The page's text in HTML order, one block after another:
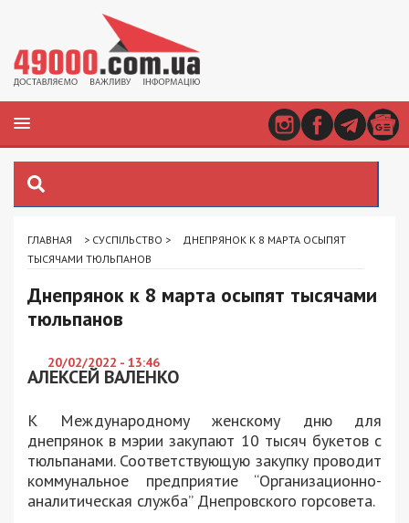
ГЛАВНАЯ > СУСПІЛЬСТВО >
ДНЕПРЯНОК К 8 МАРТА ОСЫПЯТ
ТЫСЯЧАМИ ТЮЛЬПАНОВ
Днепрянок к 8 марта осыпят тысячами
тюльпанов
20/02/2022 - 13:46
АЛЕКСЕЙ ВАЛЕНКО
К Международному женскому дню для
днепрянок в мэрии закупают 10 тысяч букетов с
тюльпанами. Соответствующую закупку проводит
коммунальное предприятие “Организационно-
аналитическая служба” Днепровского горсовета.